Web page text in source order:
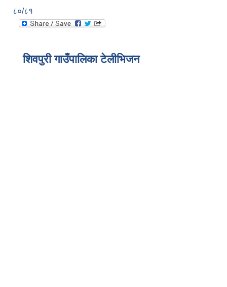
८०/८१
शिवपुरी गाउँपालिका टेलीभिजन